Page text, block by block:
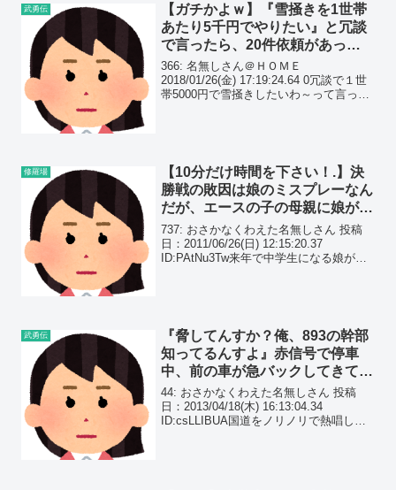
武勇伝
【ガチかよｗ】『雪掻きを1世帯
あたり5千円でやりたい』と冗談
で言ったら、20件依頼があった
ｗ雪掻き好きの私には幸せすぎる
ｗ
366: 名無しさん＠ＨＯＭＥ
2018/01/26(金) 17:19:24.64 0冗談で１世
帯5000円で雪掻きしたいわ～って言った
修羅場
【10分だけ時間を下さい！.】決
勝戦の敗因は娘のミスプレーなん
だが、エースの子の母親に娘が責
められ始めた。言い返そうとする
と…
737: おさかなくわえた名無しさん 投稿
日：2011/06/26(日) 12:15:20.37
ID:PAtNu3Tw来年で中学生になる娘が毎
武勇伝
『脅してんすか？俺、893の幹部
知ってるんすよ』赤信号で停車
中、前の車が急バックしてきて衝
突。降りてきたDQNは…
44: おさかなくわえた名無しさん 投稿
日：2013/04/18(木) 16:13:04.34
ID:csLLIBUA国道をノリノリで熱唱しな